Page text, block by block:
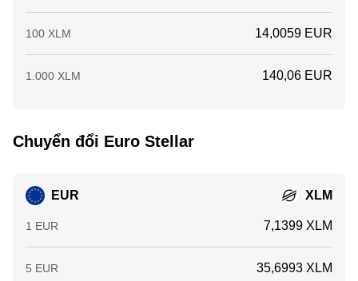
100 XLM 14,0059 EUR
1.000 XLM 140,06 EUR
Chuyển đổi Euro Stellar
EUR XLM
1 EUR 7,1399 XLM
5 EUR 35,6993 XLM